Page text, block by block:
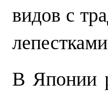
видов с
В Японии